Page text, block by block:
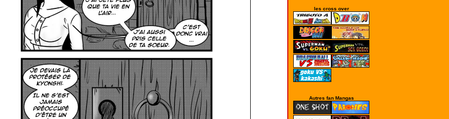
les cross over
Autres fan Mangas